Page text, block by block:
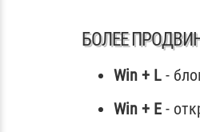
БОЛЕЕ
Win + L -
Win + E -